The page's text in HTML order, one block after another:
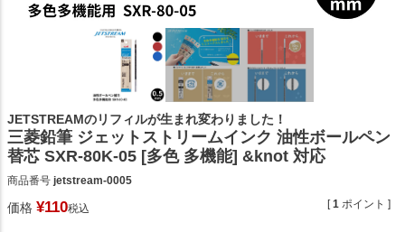
JETSTREAMのリフィルが生まれ変わりました！
三菱鉛筆 ジェットストリームインク 油性ボールペン
替芯 SXR-80K-05 [多色 多機能] &knot 対応
商品番号 jetstream-0005
価格 ¥110税込 [1 ポイント ]